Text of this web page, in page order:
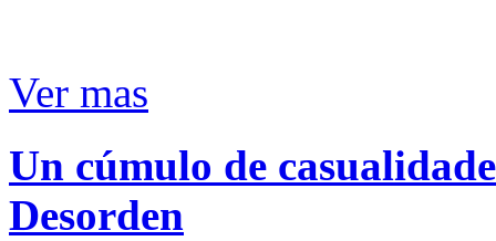
Ver mas
Un cúmulo de
Desorden